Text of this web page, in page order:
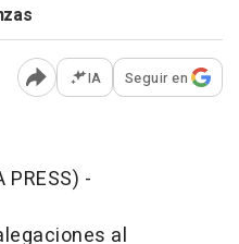
Abrir opciones para
IA Seguir en
PRESS) -
al